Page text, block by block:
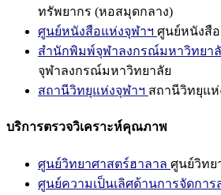
ทรัพยากร (หอสมุดกลาง)
ศูนย์หนังสือแห่งจุฬาฯ ศูนย์หนังสื
สำนักพิมพ์จุฬาลงกรณ์มหาวิทยา
จุฬาลงกรณ์มหาวิทยาลัย
สถานีวิทยุแห่งจุฬาฯ สถานีวิทยุแห่
บริการตรวจวิเคราะห์คุณภาพ
ศูนย์วิทยาศาสตร์ฮาลาล ศูนย์วิทย
ศูนย์ความเป็นเลิศด้านการจัดการ